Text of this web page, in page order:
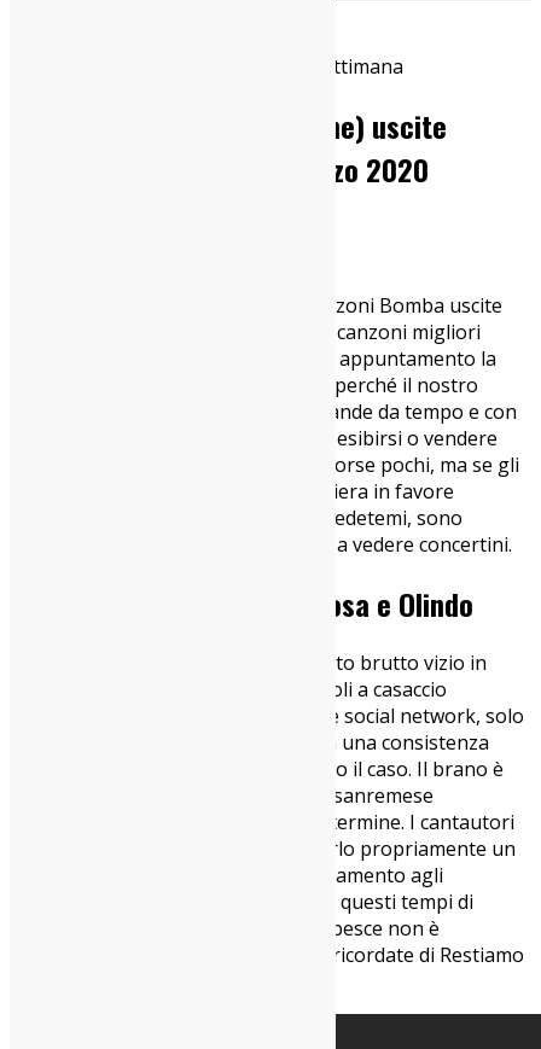
Le 5 Canzoni Bomba (italiane) uscite
questa settimana – 15 marzo 2020
Torna più patriottica che mai “5 Canzoni Bomba uscite
questa settimana”, la rubrica delle 5 canzoni migliori
uscite negli ultimi giorni. Per questo appuntamento la
decisione è di tingerci di azzurro. Sì, perché il nostro
Paese vive la sua emergenza più grande da tempo e con
esso gli artisti che non possono più esibirsi o vendere
dischi fisici nei negozi (ok, nel 2020 forse pochi, ma se gli
togli pure quelli…). Indie-Zone si schiera in favore
dell’unità della nostra comunità. E credetemi, sono
bombette vere. Torneremo insieme a vedere concertini.
Colapesce e Dimartino – Rosa e Olindo
Beh, già con un titolo così… C’è questo brutto vizio in
Italia di assegnare a canzoni pop titoli a casaccio
estrapolati dal trend topic di qualche social network, solo
per spingere il brano che poi accusa una consistenza
scarsa. Rullo di tamburi: non è questo il caso. Il brano è
davvero bello sin dal primo ascolto, sanremese
nell’accezione meno disdicevole del termine. I cantautori
siciliani affermano di non considerarlo propriamente un
singolo, è più un regalo di incoraggiamento agli
ascoltatori, un invito a tener duro in questi tempi di
alienazione letterale. Del resto Colapesce non è
nemmeno nuovo a simili consigli: vi ricordate di Restiamo